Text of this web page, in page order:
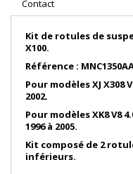
Contact
Kit de rotules de
X100.
Référence :
Pour modèles XJ X308
2002.
Pour modèles XK8 V8
1996 à 2005.
Kit composé de 2
inférieurs.